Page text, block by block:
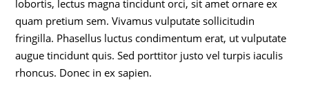
lobortis, lectus magna tincidunt orci, sit amet ornare ex
quam pretium sem. Vivamus vulputate sollicitudin
fringilla. Phasellus luctus condimentum erat, ut vulputate
augue tincidunt quis. Sed porttitor justo vel turpis iaculis
rhoncus. Donec in ex sapien.